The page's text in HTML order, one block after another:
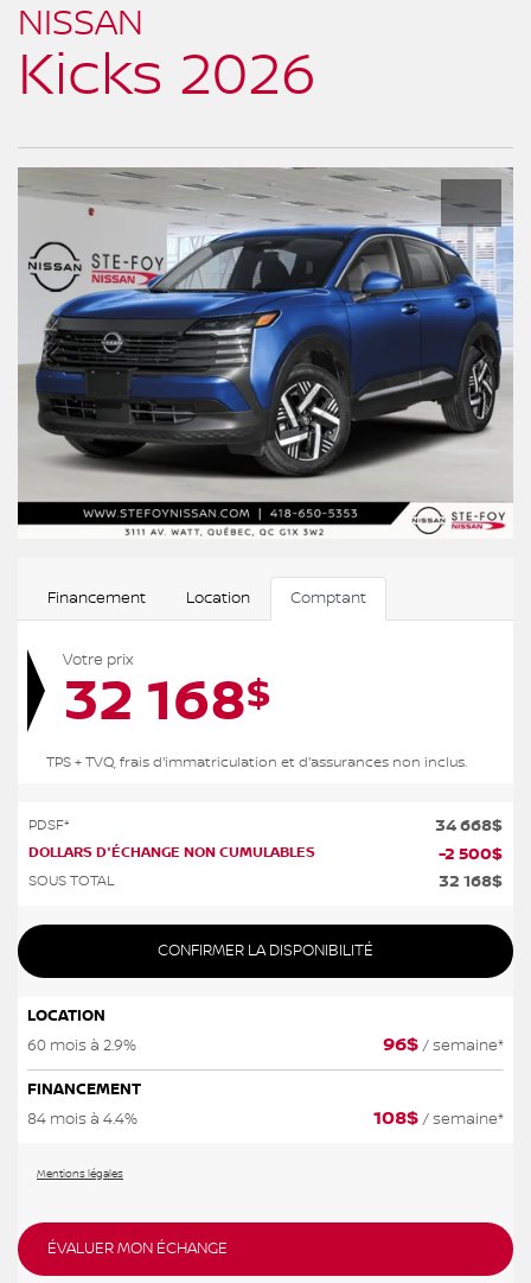
NISSAN
Kicks 2026
Financement Location Comptant
Votre prix
32 168$
TPS + TVQ, frais d'immatriculation et d'assurances non inclus.
PDSF* 34 668$
DOLLARS D'ÉCHANGE NON CUMULABLES -2 500$
SOUS TOTAL 32 168$
CONFIRMER LA DISPONIBILITÉ
LOCATION
60 mois à 2.9%
96$/ semaine*
FINANCEMENT
84 mois à 4.4%
108$/ semaine*
Mentions légales
ÉVALUER MON ÉCHANGE